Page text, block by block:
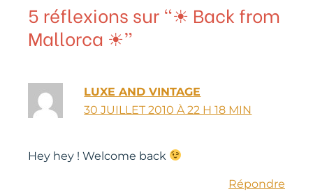
5 réflexions sur “☀ Back from
Mallorca ☀”
LUXE AND VINTAGE
30 JUILLET 2010 À 22 H 18 MIN
Hey hey ! Welcome back
Répondre